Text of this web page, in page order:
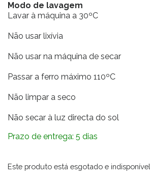
Modo de lavagem
Lavar à máquina a 30ºC
Não usar lixívia
Não usar na máquina de secar
Passar a ferro máximo 110ºC
Não limpar a seco
Não secar à luz directa do sol
Prazo de entrega: 5 dias
Este produto está esgotado e indisponível.